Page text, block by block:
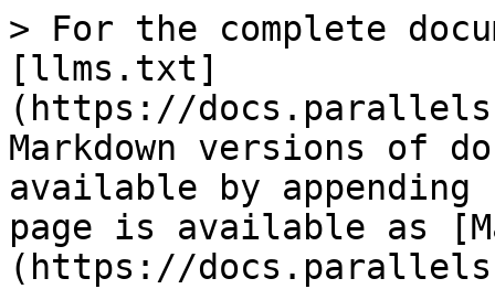
> For the complete
[llms.txt]
(https://
Markdown versions of
available by
page is available as
(https://